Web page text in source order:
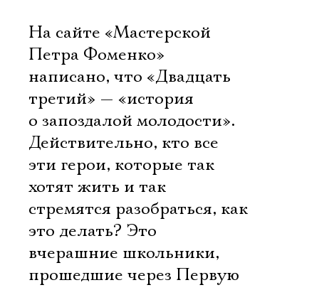
На сайте «Мастерской
Петра Фоменко»
написано, что «Двадцать
третий» — «история
о запоздалой молодости».
Действительно, кто все
эти герои, которые так
хотят жить и так
стремятся разобраться, как
это делать? Это
вчерашние школьники,
прошедшие через Первую